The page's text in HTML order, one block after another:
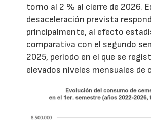
torno al 2 % al cierre de 2026.
desaceleración prevista
principalmente, al efecto
comparativa con el segundo
2025, período en el que se
elevados niveles mensuales de